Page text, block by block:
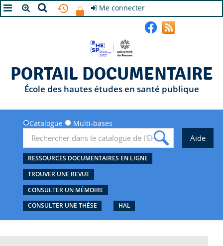
Me connecter
PORTAIL DOCUMENTAIRE
École des hautes études en santé publique
Catalogue Multi-bases
RESSOURCES DOCUMENTAIRES EN LIGNE
TROUVER UNE REVUE
CONSULTER UN MÉMOIRE
CONSULTER UNE THÈSE
HAL